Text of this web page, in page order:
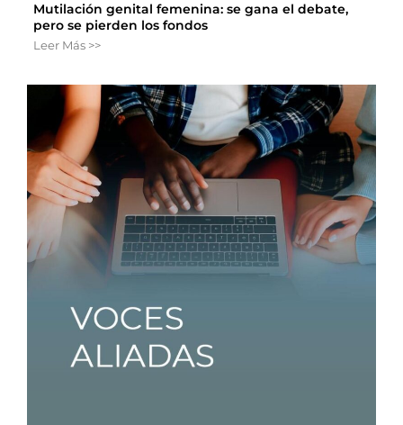
Mutilación genital femenina: se gana el debate,
pero se pierden los fondos
Leer Más >>